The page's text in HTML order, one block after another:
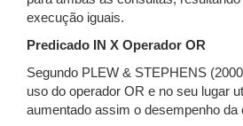
execução iguais.
Predicado IN X Operador OR
Segundo PLEW & STEPHENS
uso do operador OR e no seu lugar
aumentado assim o desempenho da